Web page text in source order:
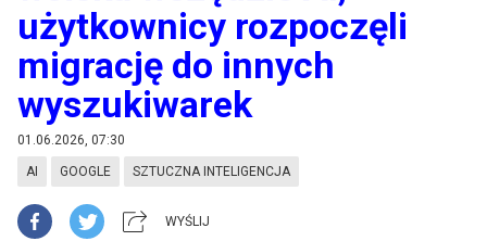
użytkownicy rozpoczęli
migrację do innych
wyszukiwarek
01.06.2026, 07:30
AI GOOGLE SZTUCZNA INTELIGENCJA
WYŚLIJ